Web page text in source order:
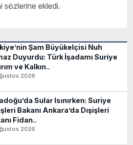
sözlerine ekledi.
Şam Büyükelçisi Nuh
Duyurdu: Türk İşadamı Suriye
ve Kalkın..
2026
Sular Isınırken: Suriye
Bakanı Ankara’da Dışişleri
Fidan..
2026